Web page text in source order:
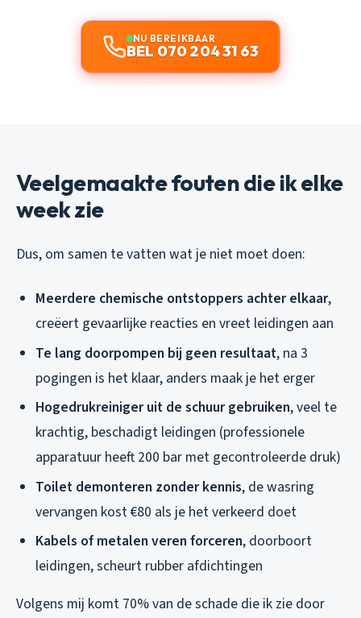
NU BEREIKBAAR
BEL 070 204 31 63
Veelgemaakte fouten die ik elke
week zie
Dus, om samen te vatten wat je niet moet doen:
Meerdere chemische ontstoppers achter elkaar,
creëert gevaarlijke reacties en vreet leidingen aan
Te lang doorpompen bij geen resultaat, na 3
pogingen is het klaar, anders maak je het erger
Hogedrukreiniger uit de schuur gebruiken, veel te
krachtig, beschadigt leidingen (professionele
apparatuur heeft 200 bar met gecontroleerde druk)
Toilet demonteren zonder kennis, de wasring
vervangen kost €80 als je het verkeerd doet
Kabels of metalen veren forceren, doorboort
leidingen, scheurt rubber afdichtingen
Volgens mij komt 70% van de schade die ik zie door